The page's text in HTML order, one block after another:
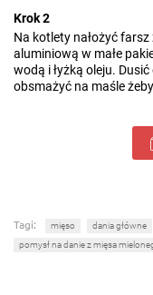
Krok 2
Na kotlety nałożyć
aluminiową w małe
wodą i łyżką oleju.
obsmażyć na maśle
Tagi: mięso dania główne
pomysł na danie z mięsa